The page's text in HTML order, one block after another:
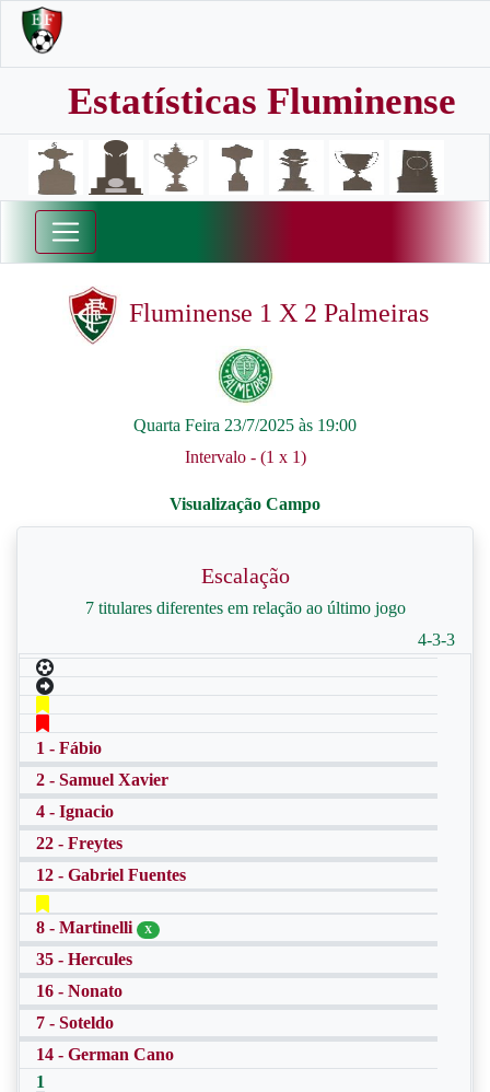
Estatísticas Fluminense
Fluminense 1 X 2 Palmeiras
Quarta Feira 23/7/2025 às 19:00
Intervalo - (1 x 1)
Escalação
7 titulares diferentes em relação ao último jogo
4-3-3
1 - Fábio
2 - Samuel Xavier
4 - Ignacio
22 - Freytes
12 - Gabriel Fuentes
8 - Martinelli X
35 - Hercules
16 - Nonato
7 - Soteldo
14 - German Cano
1